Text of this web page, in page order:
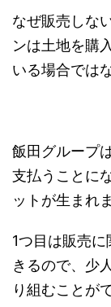
なぜ販売しな
ンは土地を購
いる場合では
飯田グループ
支払うことに
ットが生まれ
1つ目は販売
きるので、少
り組むことが